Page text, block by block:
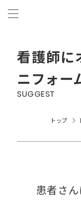
看護師に
ニフォー
SUGGEST
トップ
患者さ